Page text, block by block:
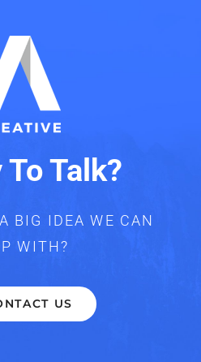
To Talk?
BIG IDEA WE CAN
WITH?
US